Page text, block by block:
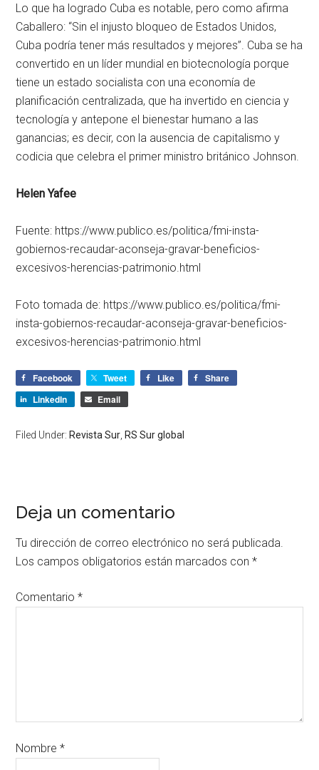
Lo que ha logrado Cuba es notable, pero como afirma
Caballero: “Sin el injusto bloqueo de Estados Unidos,
Cuba podría tener más resultados y mejores”. Cuba se ha
convertido en un líder mundial en biotecnología porque
tiene un estado socialista con una economía de
planificación centralizada, que ha invertido en ciencia y
tecnología y antepone el bienestar humano a las
ganancias; es decir, con la ausencia de capitalismo y
codicia que celebra el primer ministro británico Johnson.
Helen Yafee
Fuente: https://www.publico.es/politica/fmi-insta-
gobiernos-recaudar-aconseja-gravar-beneficios-
excesivos-herencias-patrimonio.html
Foto tomada de: https://www.publico.es/politica/fmi-
insta-gobiernos-recaudar-aconseja-gravar-beneficios-
excesivos-herencias-patrimonio.html
Facebook Tweet Like
Share
LinkedIn
Email
Filed Under: Revista Sur RS Sur global
Deja un comentario
Tu dirección de correo electrónico no será publicada.
Los campos obligatorios están marcados con*
Comentario*
Nombre*